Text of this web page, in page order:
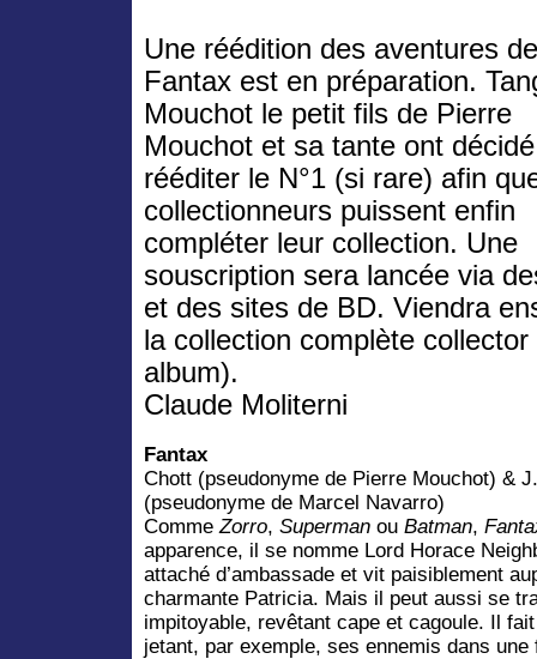
Une réédition des aventures de
Fantax est en préparation.
Mouchot le petit fils de Pierre
Mouchot et sa tante ont
rééditer le N°1 (si rare) afin
collectionneurs puissent enfin
compléter leur collection. Une
souscription sera lancée via
et des sites de BD. Viendra
la collection complète
album).
Claude Moliterni
Fantax
Chott (pseudonyme de Pierre Mouchot) &
(pseudonyme de Marcel Navarro)
CommeZorro, Superman ou Batman,
apparence, il se nomme Lord Horace
attaché d’ambassade et vit paisiblement
charmante Patricia. Mais il peut aussi se
impitoyable, revêtant cape et cagoule. Il
jetant, par exemple, ses ennemis dans